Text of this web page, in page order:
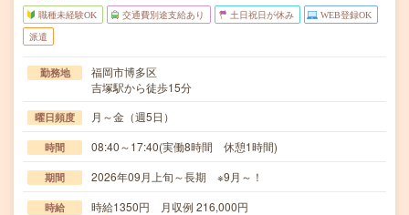
職種未経験OK 交通費別途支給あり 土日祝日が休み WEB登録OK
派遣
勤務地
福岡市博多区
吉塚駅から徒歩15分
曜日頻度 月～金（週5日）
時間 08:40～17:40(実働8時間 休憩1時間)
期間 2026年09月上旬～長期 ※9月～！
時給 時給1350円 月収例 216,000円